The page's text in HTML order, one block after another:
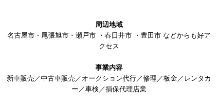
周辺地域
名古屋市 ・ 尾張旭市 ・ 瀬戸市 ・ 春日井市 ・ 豊田市 などからも好ア
クセス
事業内容
新車販売／中古車販売／オークション代行／修理／板金／レンタカ
ー／車検／損保代理店業